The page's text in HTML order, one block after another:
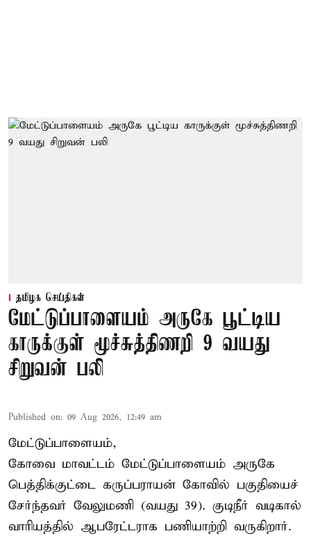
தமிழக செய்திகள்
மேட்டுப்பாளையம் அருகே பூட்டிய
காருக்குள் மூச்சுத்திணறி 9 வயது
சிறுவன் பலி
Published on: 09 Aug 2026, 12:49 am
மேட்டுப்பாளையம்,
கோவை மாவட்டம் மேட்டுப்பாளையம் அருகே
பெத்திக்குட்டை கருப்பராயன் கோவில் பகுதியைச்
சேர்ந்தவர் வேலுமணி (வயது 39). குடிநீர் வடிகால்
வாரியத்தில் ஆபரேட்டராக பணியாற்றி வருகிறார்.